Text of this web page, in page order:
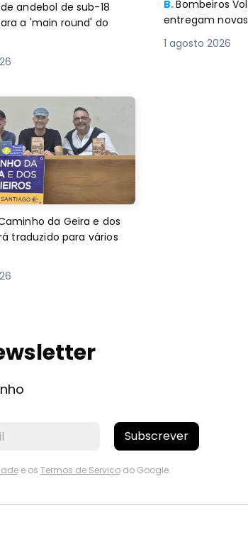
andebol de sub-18
a 'main round' do
B.Bombeiros
entregam
1 agosto 2026
da Geira e dos
traduzido para vários
Subscrever
e os Termos de Serviçodo Google.